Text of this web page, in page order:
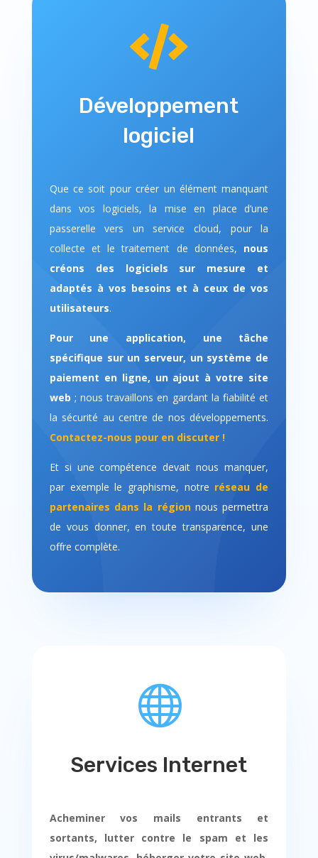

Développement
logiciel
Que ce soit pour créer un élément manquant
dans vos logiciels, la mise en place d’une
passerelle vers un service cloud, pour la
collecte et le traitement de données, nous
créons des logiciels sur mesure et
adaptés à vos besoins et à ceux de vos
utilisateurs.
Pour une application, une tâche
spécifique sur un serveur, un système de
paiement en ligne, un ajout à votre site
web ; nous travaillons en gardant la fiabilité et
la sécurité au centre de nos développements.
Contactez-nous pour en discuter !
Et si une compétence devait nous manquer,
par exemple le graphisme, notre réseau de
partenaires dans la régionnous permettra
de vous donner, en toute transparence, une
offre complète.

Services Internet
Acheminer vos mails entrants et
sortants, lutter contre le spam et les